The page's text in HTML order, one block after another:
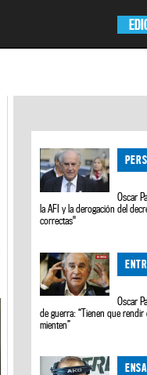
Oscar
la AFI y la derogación del
correctas"
Oscar
de guerra: “Tienen que
mienten”